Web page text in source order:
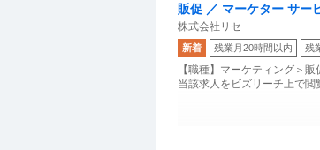
販促 ／ ️マーケター ️サー
ーズC／IPO準備中 ️
株式会社リセ
新着 残業月20時間以内 残
【職種】マーケティング＞
当該求人をビズリーチ上で